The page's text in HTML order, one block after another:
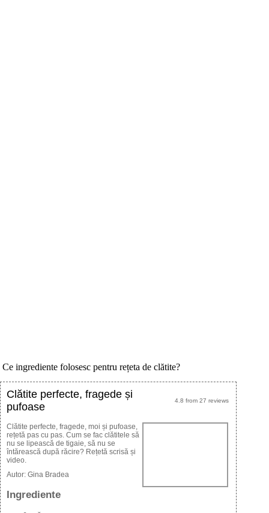
Ce ingrediente folosesc pentru rețeta de clătite?
4.8 from 27 reviews
Clătite perfecte, fragede și
pufoase
Clătite perfecte, fragede, moi și pufoase,
rețetă pas cu pas. Cum se fac clătitele să
nu se lipească de tigaie, să nu se
întărească după răcire? Rețetă scrisă și
video.
Autor: Gina Bradea
Ingrediente